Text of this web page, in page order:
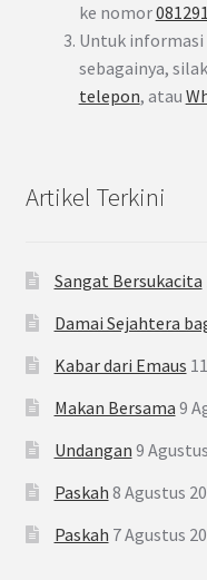
ke nomor
Untuk informasi
sebagainya,
telepon, atau
Artikel Terkini
Sangat Bersukacita
Damai Sejahtera
Kabar dari Emaus
Makan Bersama 9
Undangan 9
Paskah 8 Agustus
Paskah 7 Agustus